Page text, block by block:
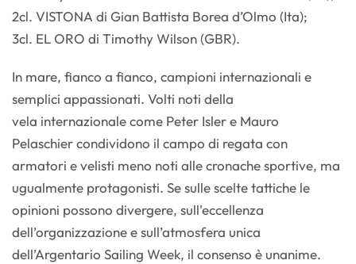
2cl. VISTONA di Gian Battista Borea d’Olmo (Ita);
3cl. EL ORO di Timothy Wilson (GBR).
In mare, fianco a fianco, campioni internazionali e
semplici appassionati. Volti noti della
vela internazionale come Peter Isler e Mauro
Pelaschier condividono il campo di regata con
armatori e velisti meno noti alle cronache sportive, ma
ugualmente protagonisti. Se sulle scelte tattiche le
opinioni possono divergere, sull'eccellenza
dell’organizzazione e sull’atmosfera unica
dell’Argentario Sailing Week, il consenso è unanime.